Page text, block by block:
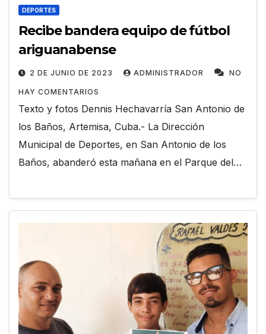
DEPORTES
Recibe bandera equipo de fútbol
ariguanabense
2 DE JUNIO DE 2023 ADMINISTRADOR NO
HAY COMENTARIOS
Texto y fotos Dennis Hechavarría San Antonio de
los Baños, Artemisa, Cuba.- La Dirección
Municipal de Deportes, en San Antonio de los
Baños, abanderó esta mañana en el Parque del…